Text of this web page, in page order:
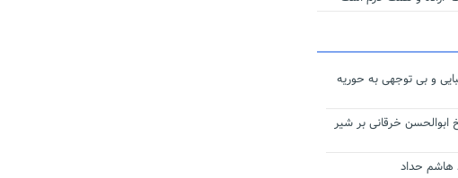
و بی توجهی به حوریه
خرقانی بر شیر
هاشم حداد